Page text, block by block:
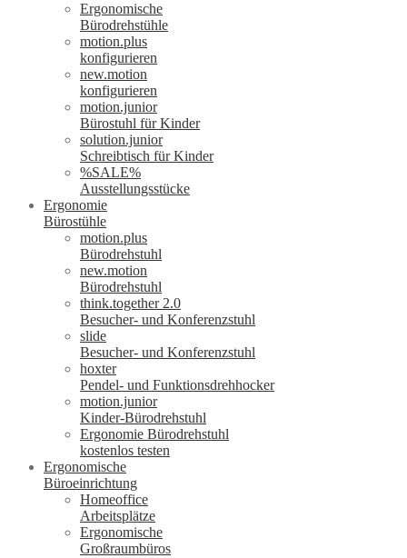
Ergonomische
Bürodrehstühle
motion.plus
konfigurieren
new.motion
konfigurieren
motion.junior
Bürostuhl für Kinder
solution.junior
Schreibtisch für Kinder
%SALE%
Ausstellungsstücke
Ergonomie
Bürostühle
motion.plus
Bürodrehstuhl
new.motion
Bürodrehstuhl
think.together 2.0
Besucher- und Konferenzstuhl
slide
Besucher- und Konferenzstuhl
hoxter
Pendel- und Funktionsdrehhocker
motion.junior
Kinder-Bürodrehstuhl
Ergonomie Bürodrehstuhl
kostenlos testen
Ergonomische
Büroeinrichtung
Homeoffice
Arbeitsplätze
Ergonomische
Großraumbüros